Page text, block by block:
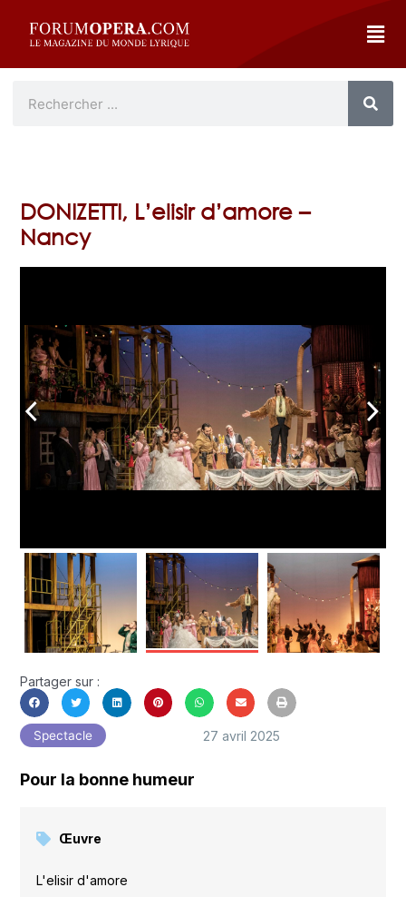
DONIZETTI, L’elisir d’amore –
Nancy
arrow_back_ios arrow_forward_ios
Partager sur :
Spectacle 27 avril 2025
Pour la bonne humeur
Œuvre
L'elisir d'amore